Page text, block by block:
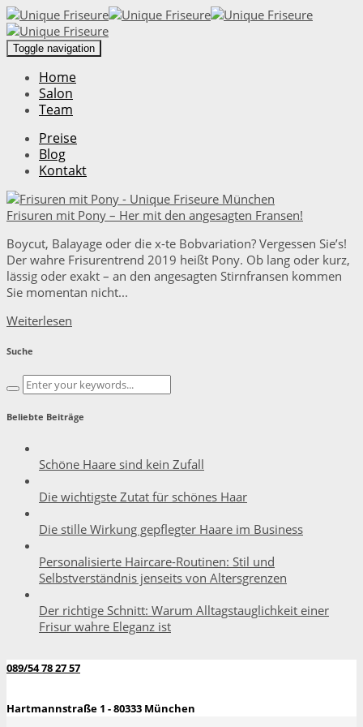
Toggle navigation
Home
Salon
Team
Preise
Blog
Kontakt
Frisuren mit Pony – Her mit den angesagten Fransen!
Boycut, Balayage oder die x-te Bobvariation? Vergessen Sie’s!
Der wahre Frisurentrend 2019 heißt Pony. Ob lang oder kurz,
lässig oder exakt – an den angesagten Stirnfransen kommen
Sie momentan nicht...
Weiterlesen
Suche
Beliebte Beiträge
Schöne Haare sind kein Zufall
Die wichtigste Zutat für schönes Haar
Die stille Wirkung gepflegter Haare im Business
Personalisierte Haircare-Routinen: Stil und
Selbstverständnis jenseits von Altersgrenzen
Der richtige Schnitt: Warum Alltagstauglichkeit einer
Frisur wahre Eleganz ist
089/54 78 27 57
Hartmannstraße 1 - 80333 München